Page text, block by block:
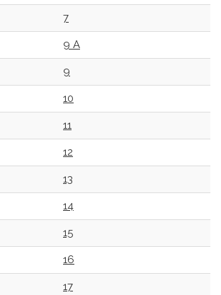
7
9 A
9
10
11
12
13
14
15
16
17